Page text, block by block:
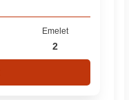
Emelet
2